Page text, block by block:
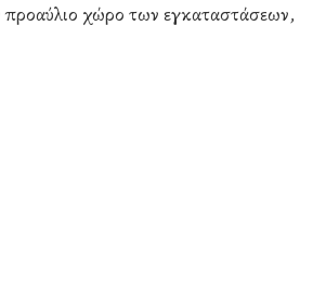
χώρο των εγκαταστάσεων,